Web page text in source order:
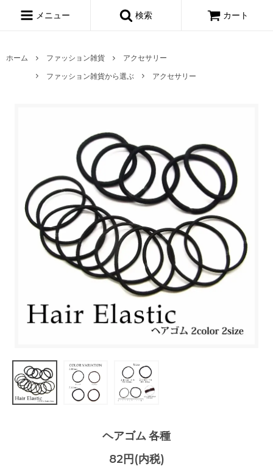
メニュー 検索 カート
ホーム ファッション雑貨
アクセサリー
ファッション雑貨から選ぶ
アクセサリー
ヘアゴム 各種
82円(内税)